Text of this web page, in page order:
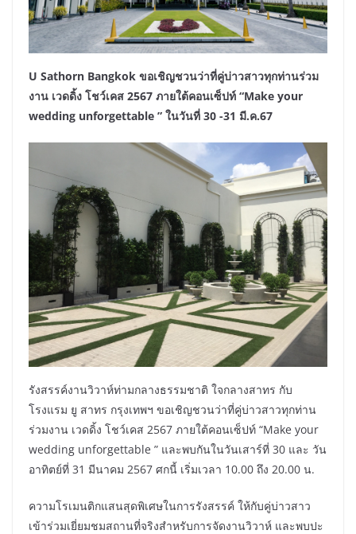
U Sathorn Bangkok ขอเชิญชวนว่าที่คู่บ่าวสาวทุกท่านร่วม
งาน เวดดิ้ง โชว์เคส 2567 ภายใต้คอนเซ็ปท์ “Make your
wedding unforgettable ” ในวันที่ 30 -31 มี.ค.67
รังสรรค์งานวิวาห์ท่ามกลางธรรมชาติ ใจกลางสาทร กับ
โรงแรม ยู สาทร กรุงเทพฯ ขอเชิญชวนว่าที่คู่บ่าวสาวทุกท่าน
ร่วมงาน เวดดิ้ง โชว์เคส 2567 ภายใต้คอนเซ็ปท์ “Make your
wedding unforgettable ” และพบกันในวันเสาร์ที่ 30 และ วัน
อาทิตย์ที่ 31 มีนาคม 2567 ศกนี้ เริ่มเวลา 10.00 ถึง 20.00 น.
ความโรเมนติกแสนสุดพิเศษในการรังสรรค์ ให้กับคู่บ่าวสาว
เข้าร่วมเยี่ยมชมสถานที่จริงสำหรับการจัดงานวิวาห์ และพบปะ